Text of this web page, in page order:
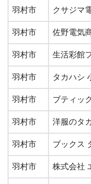
羽村市 クサジマ
羽村市 佐野電気
羽村市 生活彩館
羽村市 タカハシ
羽村市 ブティッ
羽村市 洋服のタ
羽村市 ブックス
羽村市 株式会社